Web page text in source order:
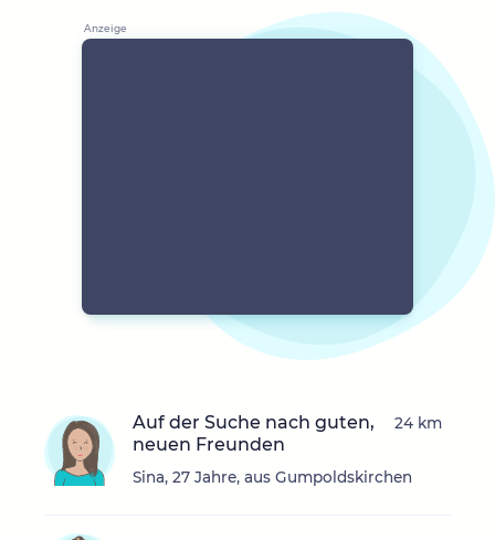
Auf der Suche nach guten,
neuen Freunden
Sina, 27 Jahre, aus Gumpoldskirchen
24 km